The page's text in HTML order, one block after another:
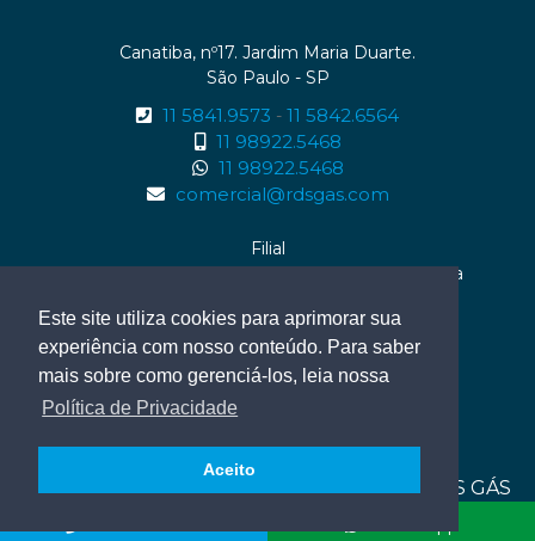
Este site utiliza cookies para aprimorar sua
experiência com nosso conteúdo. Para saber
mais sobre como gerenciá-los, leia nossa
Política de Privacidade
Aceito
Canatiba, nº17. Jardim Maria Duarte.
São Paulo - SP
11 5841.9573 - 11 5842.6564
11 98922.5468
11 98922.5468
comercial@rdsgas.com
Filial
Rua Enaura da Rocha Fernandes, nº01 . Serraria
82 99614.0959
82 99614.0959
© 2026 RDS GÁS